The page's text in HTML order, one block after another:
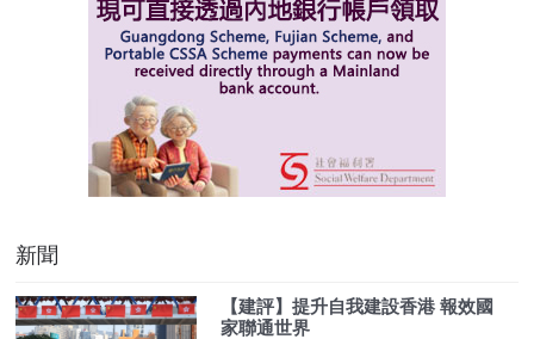
新聞
【建評】提升自我建設香港 報效國
家聯通世界